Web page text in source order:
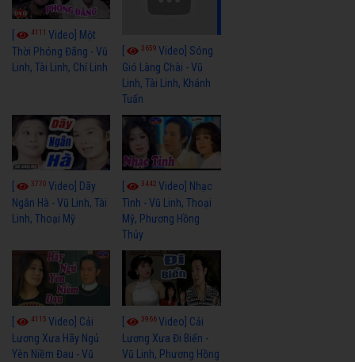
4111 Video] Một
Thời Phóng Đãng - Vũ
Linh, Tài Linh, Chí Linh
3659Video] Sóng
Gió Làng Chài - Vũ
Linh, Tài Linh, Khánh
Tuấn
3770 Video] Dãy
Ngân Hà - Vũ Linh, Tài
Linh, Thoại Mỹ
3442Video] Nhạc
Tình - Vũ Linh, Thoại
Mỹ, Phương Hồng
Thủy
4115 Video] Cải
Lương Xưa Hãy Ngủ
Yên Niềm Đau - Vũ
3966Video] Cải
Lương Xưa Đi Biển -
Vũ Linh, Phương Hồng